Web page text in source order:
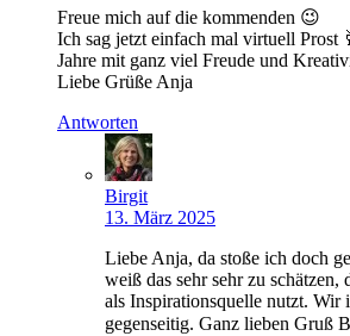
Freue mich auf die kommenden 😉
Ich sag jetzt einfach mal virtuell Prost
Jahre mit ganz viel Freude und
Liebe Grüße Anja
Antworten
Birgit
13. März 2025
Liebe Anja, da stoße ich doch
weiß das sehr sehr zu schätzen,
als Inspirationsquelle nutzt. Wir
gegenseitig. Ganz lieben Gruß